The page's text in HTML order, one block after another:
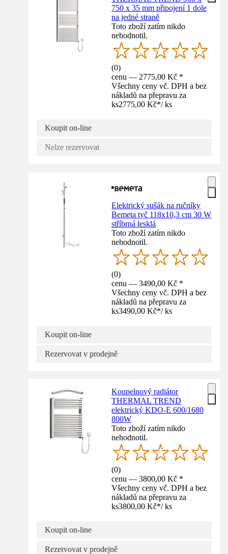
750 x 35 mm připojení 1 dole
na jedné straně
Toto zboží zatím nikdo
nehodnotil.
(0)
cenu — 2775,00 Kč *
Všechny ceny vč. DPH a bez
nákladů na přepravu za
ks2775,00 Kč*/ ks
Koupit on-line
Nelze rezervovat
Elektrický sušák na ručníky
Bemeta tyč 118x10,3 cm 30 W
stříbrná lesklá
Toto zboží zatím nikdo
nehodnotil.
(0)
cenu — 3490,00 Kč *
Všechny ceny vč. DPH a bez
nákladů na přepravu za
ks3490,00 Kč*/ ks
Koupit on-line
Rezervovat v prodejně
Koupelnový radiátor
THERMAL TREND
elektrický KDO-E 600/1680
800W
Toto zboží zatím nikdo
nehodnotil.
(0)
cenu — 3800,00 Kč *
Všechny ceny vč. DPH a bez
nákladů na přepravu za
ks3800,00 Kč*/ ks
Koupit on-line
Rezervovat v prodejně